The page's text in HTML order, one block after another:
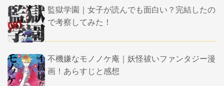
監獄学園｜女子が読んでも面白い？完結したの
で考察してみた！
不機嫌なモノノケ庵｜妖怪祓いファンタジー漫
画！あらすじと感想